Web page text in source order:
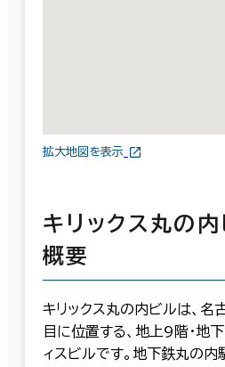
拡大地図を表示
キリックス丸の
概要
キリックス丸の内ビルは、
目に位置する、地上9階・地
ィスビルです。地下鉄丸の